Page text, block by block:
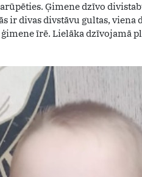
Ģimene dzīvo
ir divas divstāvu gultas,
īrē. Lielāka dzīvojamā